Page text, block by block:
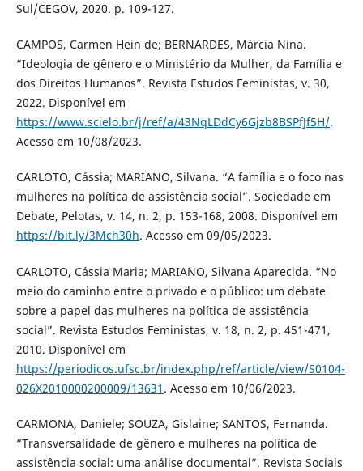
Sul/CEGOV, 2020. p. 109-127.
CAMPOS, Carmen Hein de; BERNARDES, Márcia Nina.
“Ideologia de gênero e o Ministério da Mulher, da Família e
dos Direitos Humanos”. Revista Estudos Feministas, v. 30,
2022. Disponível em
https://www.scielo.br/j/ref/a/43NqLDdCy6Gjzb8BSPfJf5H/.
Acesso em 10/08/2023.
CARLOTO, Cássia; MARIANO, Silvana. “A família e o foco nas
mulheres na política de assistência social”. Sociedade em
Debate, Pelotas, v. 14, n. 2, p. 153-168, 2008. Disponível em
https://bit.ly/3Mch30h. Acesso em 09/05/2023.
CARLOTO, Cássia Maria; MARIANO, Silvana Aparecida. “No
meio do caminho entre o privado e o público: um debate
sobre a papel das mulheres na política de assistência
social”. Revista Estudos Feministas, v. 18, n. 2, p. 451-471,
2010. Disponível em
https://periodicos.ufsc.br/index.php/ref/article/view/S0104-
026X2010000200009/13631 . Acesso em 10/06/2023.
CARMONA, Daniele; SOUZA, Gislaine; SANTOS, Fernanda.
“Transversalidade de gênero e mulheres na política de
assistência social: uma análise documental”. Revista Sociais